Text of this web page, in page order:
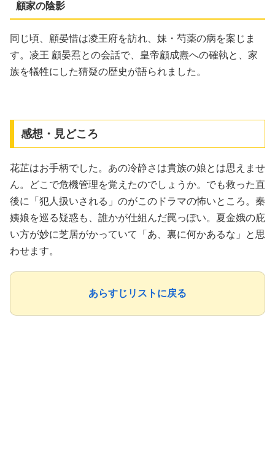
顧家の陰影
同じ頃、顧晏惜は凌王府を訪れ、妹・芍薬の病を案じま
す。凌王 顧晏焄との会話で、皇帝顧成燾への確執と、家
族を犠牲にした猜疑の歴史が語られました。
感想・見どころ
花芷はお手柄でした。あの冷静さは貴族の娘とは思えませ
ん。どこで危機管理を覚えたのでしょうか。でも救った直
後に「犯人扱いされる」のがこのドラマの怖いところ。秦
姨娘を巡る疑惑も、誰かが仕組んだ罠っぽい。夏金娥の庇
い方が妙に芝居がかっていて「あ、裏に何かあるな」と思
わせます。
あらすじリストに戻る